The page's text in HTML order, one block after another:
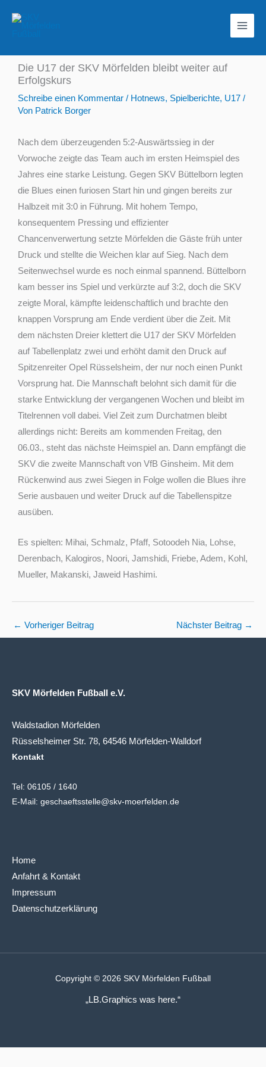
Inhalt
Die U17 der SKV Mörfelden bleibt weiter auf
Erfolgskurs
Schreibe einen Kommentar / Hotnews, Spielberichte, U17 /
Von Patrick Borger
Nach dem überzeugenden 5:2-Auswärtssieg in der
Vorwoche zeigte das Team auch im ersten Heimspiel des
Jahres eine starke Leistung. Gegen SKV Büttelborn legten
die Blues einen furiosen Start hin und gingen bereits zur
Halbzeit mit 3:0 in Führung. Mit hohem Tempo,
konsequentem Pressing und effizienter
Chancenverwertung setzte Mörfelden die Gäste früh unter
Druck und stellte die Weichen klar auf Sieg. Nach dem
Seitenwechsel wurde es noch einmal spannend. Büttelborn
kam besser ins Spiel und verkürzte auf 3:2, doch die SKV
zeigte Moral, kämpfte leidenschaftlich und brachte den
knappen Vorsprung am Ende verdient über die Zeit. Mit
dem nächsten Dreier klettert die U17 der SKV Mörfelden
auf Tabellenplatz zwei und erhöht damit den Druck auf
Spitzenreiter Opel Rüsselsheim, der nur noch einen Punkt
Vorsprung hat. Die Mannschaft belohnt sich damit für die
starke Entwicklung der vergangenen Wochen und bleibt im
Titelrennen voll dabei. Viel Zeit zum Durchatmen bleibt
allerdings nicht: Bereits am kommenden Freitag, den
06.03., steht das nächste Heimspiel an. Dann empfängt die
SKV die zweite Mannschaft von VfB Ginsheim. Mit dem
Rückenwind aus zwei Siegen in Folge wollen die Blues ihre
Serie ausbauen und weiter Druck auf die Tabellenspitze
ausüben.
Es spielten: Mihai, Schmalz, Pfaff, Sotoodeh Nia, Lohse,
Derenbach, Kalogiros, Noori, Jamshidi, Friebe, Adem, Kohl,
Mueller, Makanski, Jaweid Hashimi.
← Vorheriger Beitrag Nächster Beitrag →
SKV Mörfelden Fußball e.V.
Waldstadion Mörfelden
Rüsselsheimer Str. 78, 64546 Mörfelden-Walldorf
Kontakt
Tel: 06105 / 1640
E-Mail: geschaeftsstelle@skv-moerfelden.de
Home
Anfahrt & Kontakt
Impressum
Datenschutzerklärung
Copyright © 2026 SKV Mörfelden Fußball
„LB.Graphics was here.“